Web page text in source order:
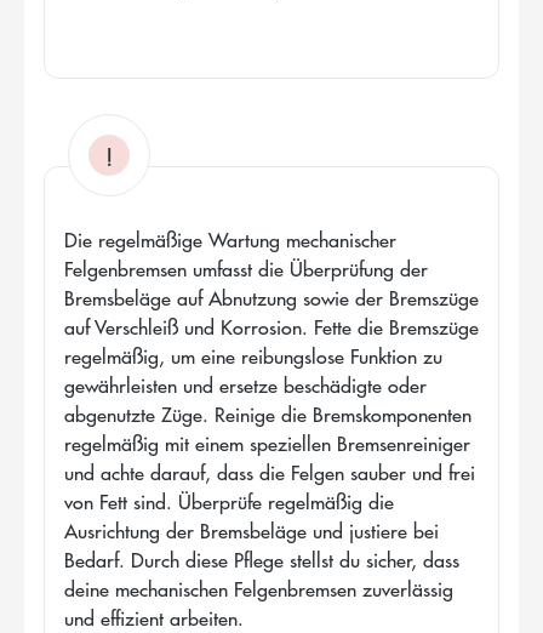
!
Die regelmäßige Wartung mechanischer
Felgenbremsen umfasst die Überprüfung der
Bremsbeläge auf Abnutzung sowie der Bremszüge
auf Verschleiß und Korrosion. Fette die Bremszüge
regelmäßig, um eine reibungslose Funktion zu
gewährleisten und ersetze beschädigte oder
abgenutzte Züge. Reinige die Bremskomponenten
regelmäßig mit einem speziellen Bremsenreiniger
und achte darauf, dass die Felgen sauber und frei
von Fett sind. Überprüfe regelmäßig die
Ausrichtung der Bremsbeläge und justiere bei
Bedarf. Durch diese Pflege stellst du sicher, dass
deine mechanischen Felgenbremsen zuverlässig
und effizient arbeiten.